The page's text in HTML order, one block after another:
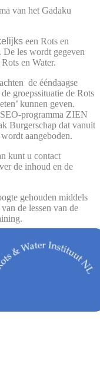
van het Gadaku
een Rots en
De les wordt gegeven
en Water.
de ééndaagse
groepssituatie de Rots
kunnen geven.
programma ZIEN
Burgerschap dat vanuit
aangeboden.
kunt u contact
de inhoud en de
gehouden middels
de lessen van de